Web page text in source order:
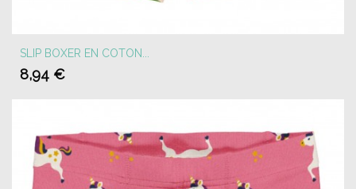
SLIP BOXER EN COTON...
8,94 €